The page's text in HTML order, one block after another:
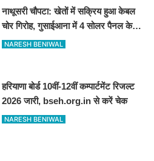
नाथूसरी चौपटा: खेतों में सक्रिय हुआ केबल
चोर गिरोह, गुसाईआना में 4 सोलर पैनल केबल
की चोरी
NARESH BENIWAL
हरियाणा बोर्ड 10वीं-12वीं कम्पार्टमेंट रिजल्ट
2026 जारी, bseh.org.in से करें चेक
NARESH BENIWAL